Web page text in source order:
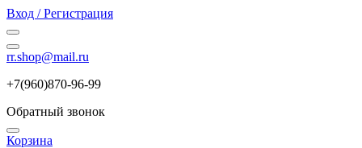
Вход / Регистрация
rr.shop@mail.ru
+7(960)870-96-99
Обратный звонок
Корзина